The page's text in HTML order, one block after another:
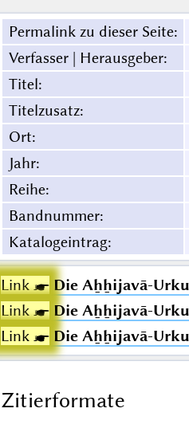
Permalink zu dieser Seite:
Verfasser | Herausgeber:
Titel:
Titelzusatz:
Ort:
Jahr:
Reihe:
Bandnummer:
Katalogeintrag:
Link ☛ Die Aẖẖijavā-
Link ☛ Die Aẖẖijavā-
Link ☛ Die Aẖẖijavā-
Zitierformate